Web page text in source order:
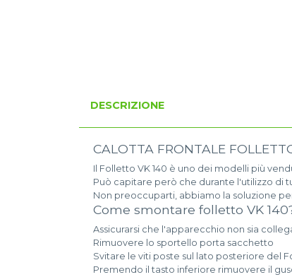
DESCRIZIONE
CALOTTA FRONTALE
Il Folletto VK 140 è uno dei modelli più
Può capitare però che durante l'utilizzo di
Non preoccuparti, abbiamo la soluzione
Come smontare folletto VK
Assicurarsi che l'apparecchio non sia
Rimuovere lo sportello porta sacchetto
Svitare le viti poste sul lato posteriore del
Premendo il tasto inferiore rimuovere il